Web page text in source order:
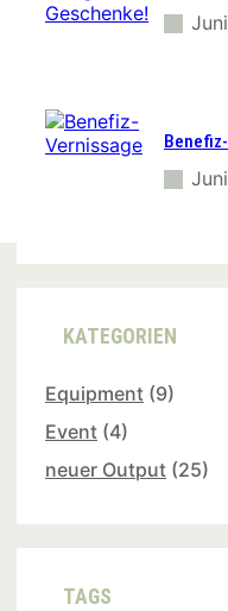
KATEGORIEN
Equipment (9)
Event (4)
neuer Output (25)
TAGS